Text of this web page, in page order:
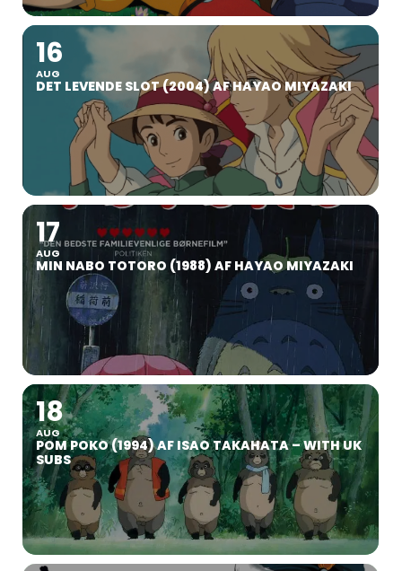
16
AUG
DET LEVENDE SLOT (2004) AF HAYAO MIYAZAKI
17
AUG
MIN NABO TOTORO (1988) AF HAYAO MIYAZAKI
18
AUG
POM POKO (1994) AF ISAO TAKAHATA – WITH UK
SUBS